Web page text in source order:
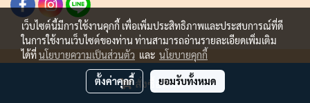
สั่งซื้อสินค้า
Copy right by AIM GROUP Co.,LTD
ผู้เข้าชมวันนี้ 3,339
เว็บไซต์นี้มีการใช้งานคุกกี้ เพื่อเพิ่มประสิทธิภาพและประสบการณ์ที่ดี
ในการใช้งานเว็บไซต์ของท่าน ท่านสามารถอ่านรายละเอียดเพิ่มเติม
ได้ที่นโยบายความเป็นส่วนตัว และ นโยบายคุกกี้
ตั้งค่าคุกกี้ ยอมรับทั้งหมด